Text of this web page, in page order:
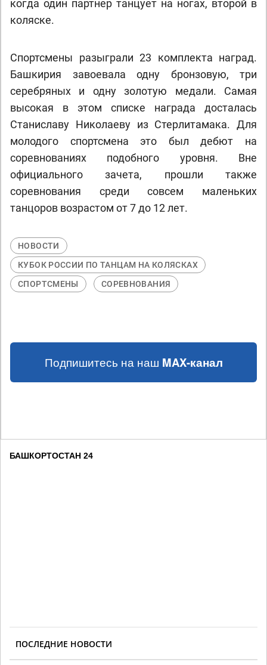
когда один партнер танцует на ногах, второй в
коляске.
Спортсмены разыграли 23 комплекта наград.
Башкирия завоевала одну бронзовую, три
серебряных и одну золотую медали. Самая
высокая в этом списке награда досталась
Станиславу Николаеву из Стерлитамака. Для
молодого спортсмена это был дебют на
соревнованиях подобного уровня. Вне
официального зачета, прошли также
соревнования среди совсем маленьких
танцоров возрастом от 7 до 12 лет.
НОВОСТИ
КУБОК РОССИИ ПО ТАНЦАМ НА КОЛЯСКАХ
СПОРТСМЕНЫ
СОРЕВНОВАНИЯ
Подпишитесь на наш MAX-канал
БАШКОРТОСТАН 24
ПОСЛЕДНИЕ НОВОСТИ